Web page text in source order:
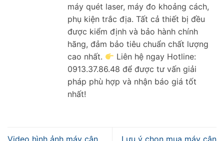
máy quét laser, máy đo khoảng cách,
phụ kiện trắc địa. Tất cả thiết bị đều
được kiểm định và bảo hành chính
hãng, đảm bảo tiêu chuẩn chất lượng
cao nhất.
Liên hệ ngay Hotline:
0913.37.86.48 để được tư vấn giải
pháp phù hợp và nhận báo giá tốt
nhất!